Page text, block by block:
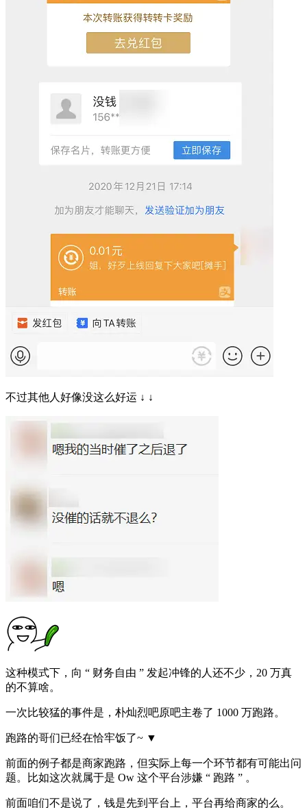
不过其他人好像没这么好运 ↓ ↓
这种模式下，向 “ 财务自由 ” 发起冲锋的人还不少，20 万真
的不算啥。
一次比较猛的事件是，朴灿烈吧原吧主卷了 1000 万跑路。
跑路的哥们已经在恰牢饭了~ ▼
前面的例子都是商家跑路，但实际上每一个环节都有可能出问
题。比如这次就属于是 Ow 这个平台涉嫌 “ 跑路 ” 。
前面咱们不是说了，钱是先到平台上，平台再给商家的么。